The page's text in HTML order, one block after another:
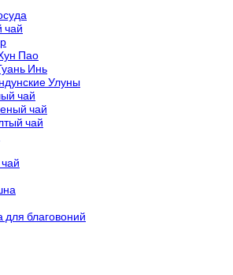
чай
Пао
Инь
Улуны
чай
чай
чай
для благовоний